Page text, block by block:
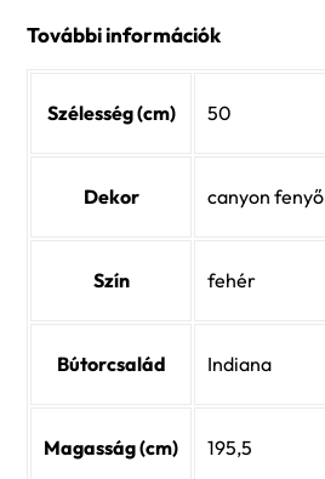
További információk
Szélesség (cm) 50
Dekor canyon fenyő
Szín fehér
Bútorcsalád Indiana
Magasság (cm) 195,5